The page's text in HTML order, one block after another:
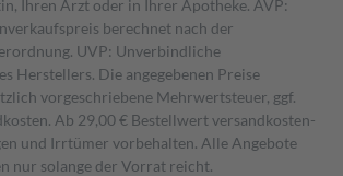
Ihren Arzt oder in Ihrer Apotheke. AVP:
berechnet nach der
UVP: Unverbindliche
Herstellers. Die angegebenen Preise
vorgeschriebene Mehrwertsteuer, ggf.
Ab 29,00 € Bestell­wert versand­kosten­
und Irrtümer vorbehalten. Alle Angebote
nur solange der Vorrat reicht.